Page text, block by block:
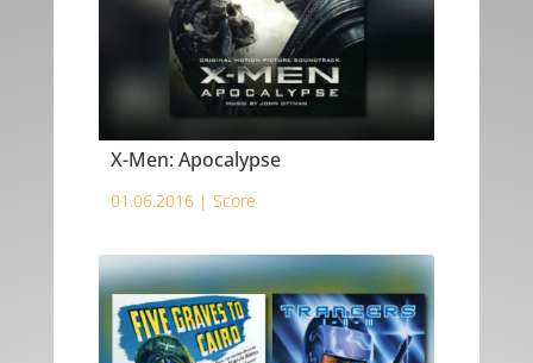
X-Men: Apocalypse
01.06.2016 | Score